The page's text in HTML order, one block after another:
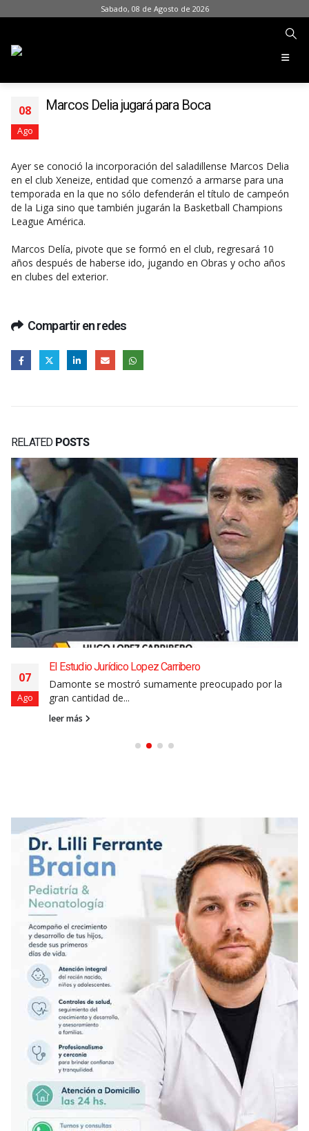
Sabado, 08 de Agosto de 2026
08
Ago
Marcos Delia jugará para Boca
Ayer se conoció la incorporación del saladillense Marcos Delia
en el club Xeneize, entidad que comenzó a armarse para una
temporada en la que no sólo defenderán el título de campeón
de la Liga sino que también jugarán la Basketball Champions
League América.
Marcos Delía, pivote que se formó en el club, regresará 10
años después de haberse ido, jugando en Obras y ocho años
en clubes del exterior.
Compartir en redes
RELATED POSTS
07
Ago
El Estudio Jurídico Lopez Carribero
Damonte se mostró sumamente preocupado por la
gran cantidad de...
leer más